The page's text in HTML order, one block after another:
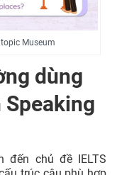
Museum
dùng
chủ đề IELTS